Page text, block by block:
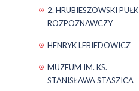
2. HRUBIESZOWSKI PUŁK
ROZPOZNAWCZY
HENRYK LEBIEDOWICZ
MUZEUM IM. KS.
STANISŁAWA STASZICA